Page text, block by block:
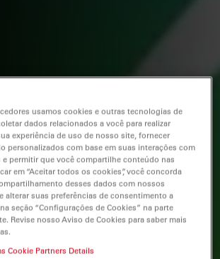
usamos cookies e outras tecnologias de
dados relacionados a você para realizar
experiência de uso de nosso site, fornecer
personalizados com base em suas interações com
e permitir que você compartilhe conteúdo nas
em “Aceitar todos os cookies”, você concorda
desses dados com nossos
alterar suas preferências de consentimento a
seção “Configurações de Cookies” na parte
Revise nosso Aviso de Cookies para saber mais
Cookie Partners Details